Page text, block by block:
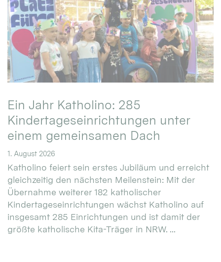
Ein Jahr Katholino: 285
Kindertageseinrichtungen unter
einem gemeinsamen Dach
1. August 2026
Katholino feiert sein erstes Jubiläum und erreicht
gleichzeitig den nächsten Meilenstein: Mit der
Übernahme weiterer 182 katholischer
Kindertageseinrichtungen wächst Katholino auf
insgesamt 285 Einrichtungen und ist damit der
größte katholische Kita-Träger in NRW. ...